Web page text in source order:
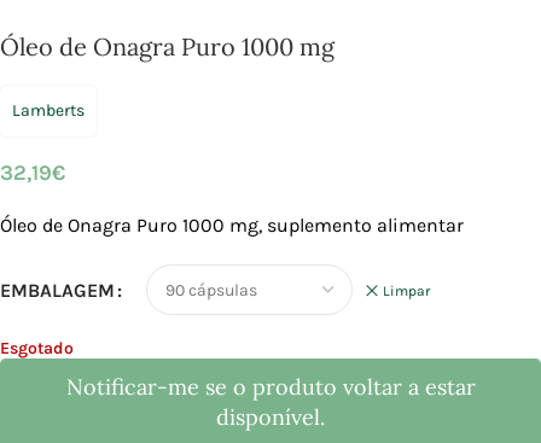
Óleo de Onagra Puro 1000 mg
Lamberts
32,19€
Óleo de Onagra Puro 1000 mg, suplemento alimentar
EMBALAGEM Limpar
Esgotado
Notificar-me se o produto voltar a estar
disponível.